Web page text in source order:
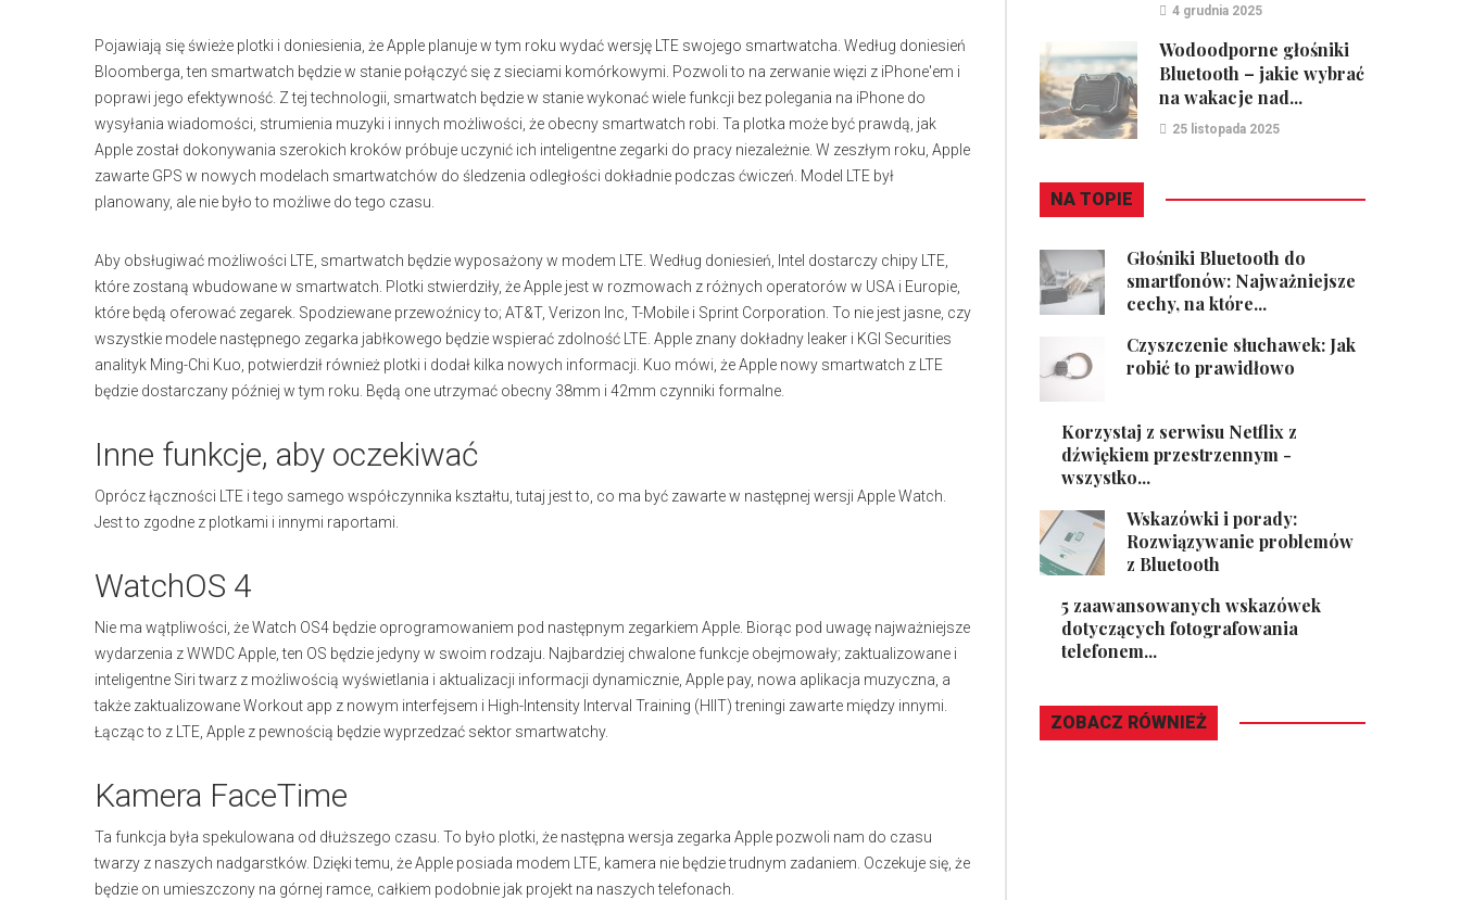
Pojawiają się świeże plotki i doniesienia, że Apple planuje w tym roku wydać wersję LTE swojego smartwatcha. Według doniesień
Bloomberga, ten smartwatch będzie w stanie połączyć się z sieciami komórkowymi. Pozwoli to na zerwanie więzi z iPhone'em i
poprawi jego efektywność. Z tej technologii, smartwatch będzie w stanie wykonać wiele funkcji bez polegania na iPhone do
wysyłania wiadomości, strumienia muzyki i innych możliwości, że obecny smartwatch robi. Ta plotka może być prawdą, jak
Apple został dokonywania szerokich kroków próbuje uczynić ich inteligentne zegarki do pracy niezależnie. W zeszłym roku, Apple
zawarte GPS w nowych modelach smartwatchów do śledzenia odległości dokładnie podczas ćwiczeń. Model LTE był
planowany, ale nie było to możliwe do tego czasu.
Aby obsługiwać możliwości LTE, smartwatch będzie wyposażony w modem LTE. Według doniesień, Intel dostarczy chipy LTE,
które zostaną wbudowane w smartwatch. Plotki stwierdziły, że Apple jest w rozmowach z różnych operatorów w USA i Europie,
które będą oferować zegarek. Spodziewane przewoźnicy to; AT&T, Verizon Inc, T-Mobile i Sprint Corporation. To nie jest jasne, czy
wszystkie modele następnego zegarka jabłkowego będzie wspierać zdolność LTE. Apple znany dokładny leaker i KGI Securities
analityk Ming-Chi Kuo, potwierdził również plotki i dodał kilka nowych informacji. Kuo mówi, że Apple nowy smartwatch z LTE
będzie dostarczany później w tym roku. Będą one utrzymać obecny 38mm i 42mm czynniki formalne.
Inne funkcje, aby oczekiwać
Oprócz łączności LTE i tego samego współczynnika kształtu, tutaj jest to, co ma być zawarte w następnej wersji Apple Watch.
Jest to zgodne z plotkami i innymi raportami.
WatchOS 4
Nie ma wątpliwości, że Watch OS4 będzie oprogramowaniem pod następnym zegarkiem Apple. Biorąc pod uwagę najważniejsze
wydarzenia z WWDC Apple, ten OS będzie jedyny w swoim rodzaju. Najbardziej chwalone funkcje obejmowały; zaktualizowane i
inteligentne Siri twarz z możliwością wyświetlania i aktualizacji informacji dynamicznie, Apple pay, nowa aplikacja muzyczna, a
także zaktualizowane Workout app z nowym interfejsem i High-Intensity Interval Training (HIIT) treningi zawarte między innymi.
Łącząc to z LTE, Apple z pewnością będzie wyprzedzać sektor smartwatchy.
Kamera FaceTime
Ta funkcja była spekulowana od dłuższego czasu. To było plotki, że następna wersja zegarka Apple pozwoli nam do czasu
twarzy z naszych nadgarstków. Dzięki temu, że Apple posiada modem LTE, kamera nie będzie trudnym zadaniem. Oczekuje się, że
będzie on umieszczony na górnej ramce, całkiem podobnie jak projekt na naszych telefonach.
4 grudnia 2025
Wodoodporne głośniki
Bluetooth – jakie wybrać
na wakacje nad...
25 listopada 2025
NA TOPIE
Głośniki Bluetooth do
smartfonów: Najważniejsze
cechy, na które...
Czyszczenie słuchawek: Jak
robić to prawidłowo
Korzystaj z serwisu Netflix z
dźwiękiem przestrzennym -
wszystko...
Wskazówki i porady:
Rozwiązywanie problemów
z Bluetooth
5 zaawansowanych wskazówek
dotyczących fotografowania
telefonem...
ZOBACZ RÓWNIEŻ